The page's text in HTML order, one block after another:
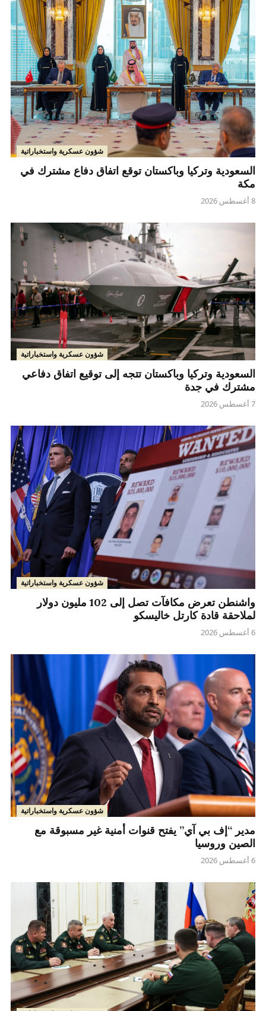
شؤون عسكرية واستخباراتية
السعودية وتركيا وباكستان توقع اتفاق دفاع مشترك في
مكة
8 أغسطس 2026
شؤون عسكرية واستخباراتية
السعودية وتركيا وباكستان تتجه إلى توقيع اتفاق دفاعي
مشترك في جدة
7 أغسطس 2026
شؤون عسكرية واستخباراتية
واشنطن تعرض مكافآت تصل إلى 102 مليون دولار
لملاحقة قادة كارتل خاليسكو
6 أغسطس 2026
شؤون عسكرية واستخباراتية
مدير “إف بي آي” يفتح قنوات أمنية غير مسبوقة مع
الصين وروسيا
6 أغسطس 2026